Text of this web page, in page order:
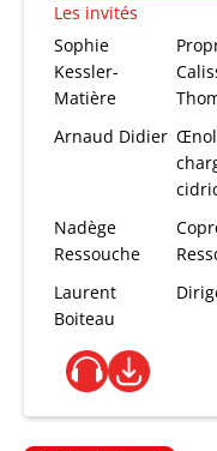
Les invités
Sophie
Kessler-
Matière
Arnaud Didier
Nadège
Ressouche
Laurent
Boiteau